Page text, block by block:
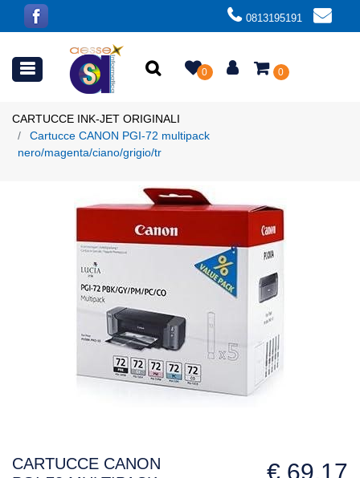
0813195191
Open menu 0 0
CARTUCCE INK-JET ORIGINALI
Cartucce CANON PGI-72 multipack
nero/magenta/ciano/grigio/tr
CARTUCCE CANON
€ 69,17